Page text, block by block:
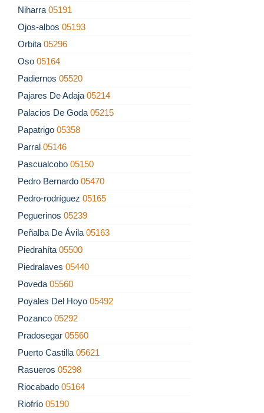
Niharra 05191
Ojos-albos 05193
Orbita 05296
Oso 05164
Padiernos 05520
Pajares De Adaja 05214
Palacios De Goda 05215
Papatrigo 05358
Parral 05146
Pascualcobo 05150
Pedro Bernardo 05470
Pedro-rodríguez 05165
Peguerinos 05239
Peñalba De Ávila 05163
Piedrahíta 05500
Piedralaves 05440
Poveda 05560
Poyales Del Hoyo 05492
Pozanco 05292
Pradosegar 05560
Puerto Castilla 05621
Rasueros 05298
Riocabado 05164
Riofrío 05190